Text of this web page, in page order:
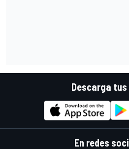
Descarga tus
En redes